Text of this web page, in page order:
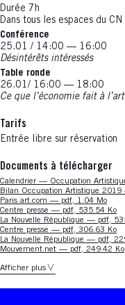
Durée 7h
Dans tous les espaces du CN
Conférence
25.01 / 14:00 — 16:00
Désintérêts intéressés
Table ronde
26.01/ 16:00 — 18:00
Ce que l’économie fait à l’art
Tarifs
Entrée libre sur réservation
Documents à télécharger
Nouvelle fenêtre
Calendrier — Occupation
Nouvelle fenêtre
Bilan Occupation Artistique
Nouvelle fenêtre
Paris art.com — pdf, 1.04 Mo
Nouvelle fenêtre
Centre presse — pdf, 535.54 Ko
Nouvelle fenêtre
La Nouvelle République — pdf,
Nouvelle fenêtre
Centre presse — pdf, 306.63 Ko
Nouvelle fenêtre
La Nouvelle République — pdf,
Nouvelle fenêtre
Mouvement.net — pdf, 249.42 Ko
Afficher plus